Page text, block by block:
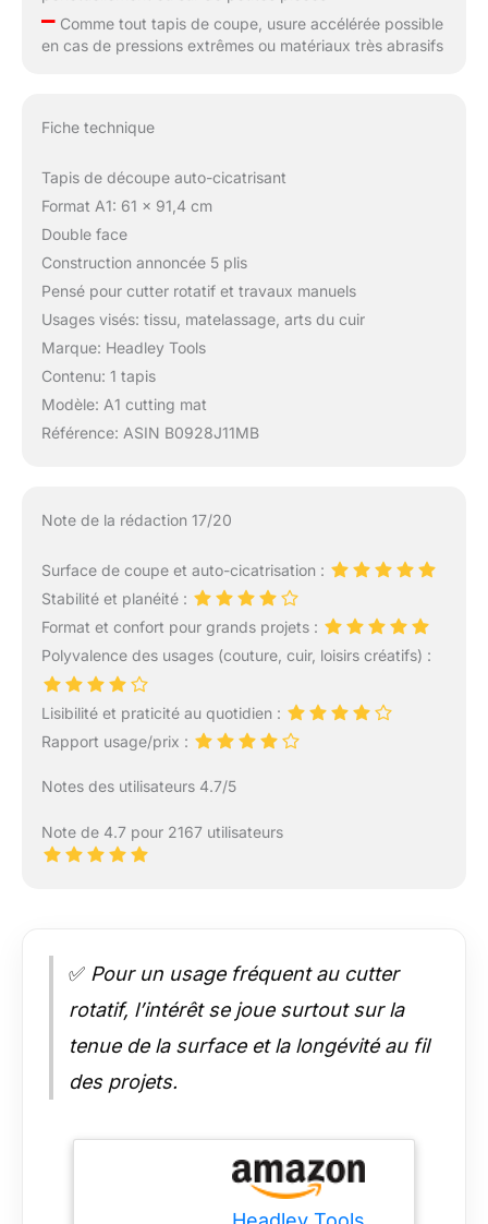
–Comme tout tapis de coupe, usure accélérée possible
en cas de pressions extrêmes ou matériaux très abrasifs
Fiche technique
Tapis de découpe auto-cicatrisant
Format A1: 61 x 91,4 cm
Double face
Construction annoncée 5 plis
Pensé pour cutter rotatif et travaux manuels
Usages visés: tissu, matelassage, arts du cuir
Marque: Headley Tools
Contenu: 1 tapis
Modèle: A1 cutting mat
Référence: ASIN B0928J11MB
Note de la rédaction 17/20
Surface de coupe et auto-cicatrisation :
Stabilité et planéité :
Format et confort pour grands projets :
Polyvalence des usages (couture, cuir, loisirs créatifs) :
Lisibilité et praticité au quotidien :
Rapport usage/prix :
Notes des utilisateurs 4.7/5
Note de 4.7 pour 2167 utilisateurs
✅ Pour un usage fréquent au cutter
rotatif, l’intérêt se joue surtout sur la
tenue de la surface et la longévité au fil
des projets.